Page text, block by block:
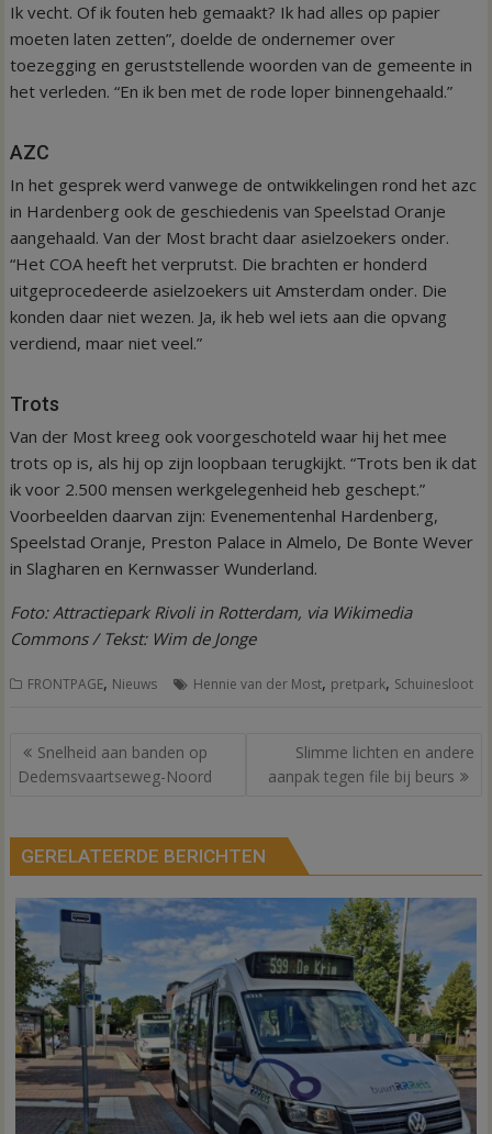
Ik vecht. Of ik fouten heb gemaakt? Ik had alles op papier
moeten laten zetten”, doelde de ondernemer over
toezegging en geruststellende woorden van de gemeente in
het verleden. “En ik ben met de rode loper binnengehaald.”
AZC
In het gesprek werd vanwege de ontwikkelingen rond het azc
in Hardenberg ook de geschiedenis van Speelstad Oranje
aangehaald. Van der Most bracht daar asielzoekers onder.
“Het COA heeft het verprutst. Die brachten er honderd
uitgeprocedeerde asielzoekers uit Amsterdam onder. Die
konden daar niet wezen. Ja, ik heb wel iets aan die opvang
verdiend, maar niet veel.”
Trots
Van der Most kreeg ook voorgeschoteld waar hij het mee
trots op is, als hij op zijn loopbaan terugkijkt. “Trots ben ik dat
ik voor 2.500 mensen werkgelegenheid heb geschept.”
Voorbeelden daarvan zijn: Evenementenhal Hardenberg,
Speelstad Oranje, Preston Palace in Almelo, De Bonte Wever
in Slagharen en Kernwasser Wunderland.
Foto: Attractiepark Rivoli in Rotterdam, via Wikimedia
Commons / Tekst: Wim de Jonge
FRONTPAGE, Nieuws Hennie van der Most, pretpark, Schuinesloot
Bericht
navigatie
Snelheid aan banden op
Dedemsvaartseweg-Noord
Slimme lichten en andere
aanpak tegen file bij beurs
GERELATEERDE BERICHTEN